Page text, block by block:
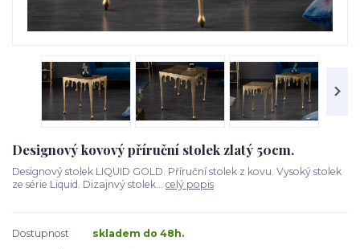
Designový kovový příruční stolek zlatý 50cm.
Designový stolek LIQUID GOLD. Příruční stolek z kovu. Vysoký stolek
ze série Liquid. Dizajnvý stolek... celý popis
Dostupnost
skladem do 48h.